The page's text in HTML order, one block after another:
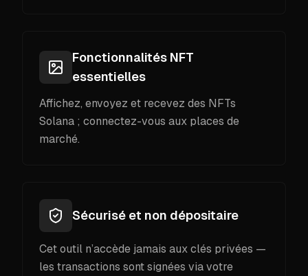
Fonctionnalités NFT
essentielles
Affichez, envoyez et recevez des NFTs
Solana ; connectez-vous aux places de
marché.
Sécurisé et non dépositaire
Cet outil n’accède jamais aux clés privées —
les transactions sont signées via votre